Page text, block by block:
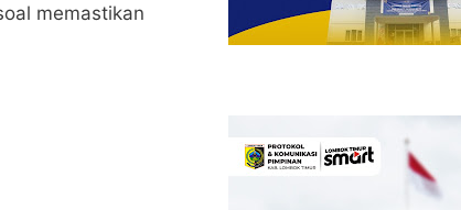
memastikan